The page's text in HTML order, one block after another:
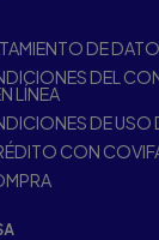
DE
DEL
LÍNEA
DE USO
CON